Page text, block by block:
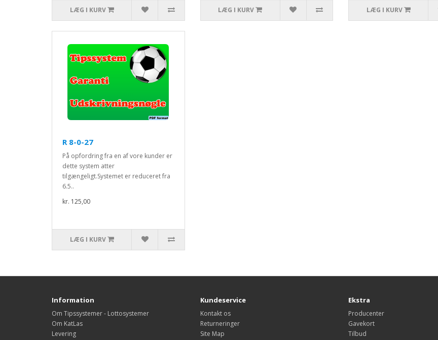
LÆG I KURV LÆG I KURV LÆG I KURV
R 8-0-27
På opfordring fra en af vore kunder er
dette system atter
tilgængeligt.Systemet er reduceret fra
6.5..
kr. 125,00
LÆG I KURV
Information
Om Tipssystemer - Lottosystemer
Om KatLas
Levering
Kundeservice
Kontakt os
Returneringer
Site Map
Ekstra
Producenter
Gavekort
Tilbud